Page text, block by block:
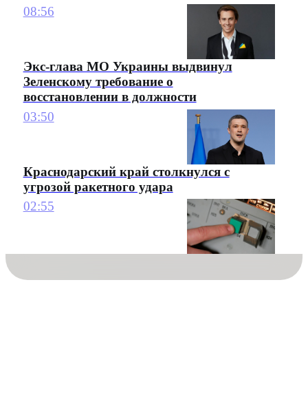
08:56
Экс-глава МО Украины выдвинул
Зеленскому требование о
восстановлении в должности
03:50
Краснодарский край столкнулся с
угрозой ракетного удара
02:55